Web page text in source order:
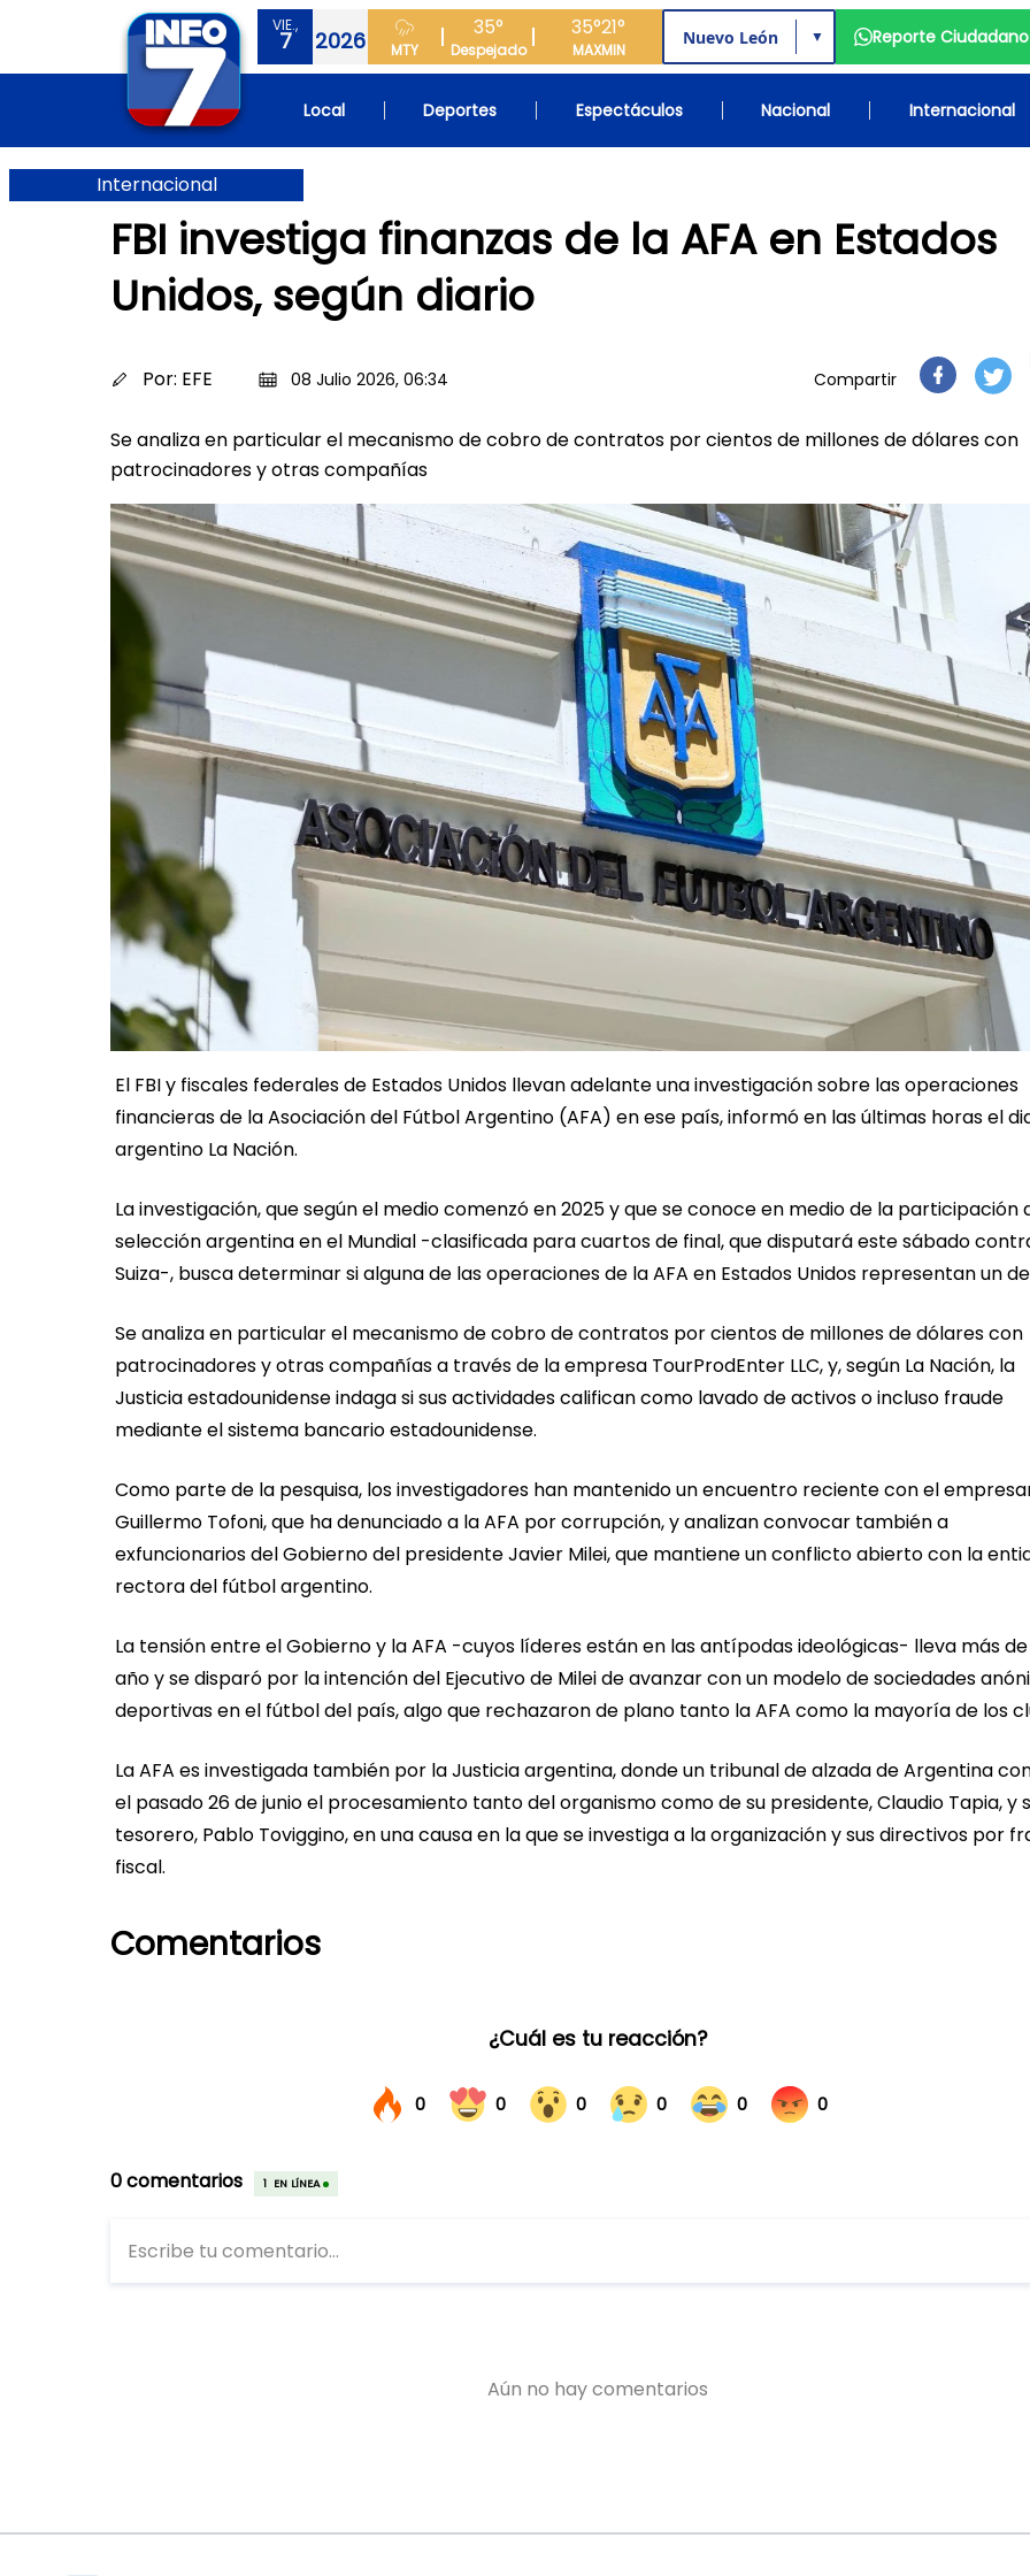
VIE.,
7 2026 MTY
35°
Despejado
35°
MAX
21°
MIN
▼ Reporte Ciudadano
Local Deportes Espectáculos Nacional Internacional
Internacional
FBI investiga finanzas de la AFA en Estados
Unidos, según diario
Por: EFE 08 Julio 2026, 06:34 Compartir
Se analiza en particular el mecanismo de cobro de contratos por cientos de millones de dólares con
patrocinadores y otras compañías
El FBI y fiscales federales de Estados Unidos llevan adelante una investigación sobre las operaciones
financieras de la Asociación del Fútbol Argentino (AFA) en ese país, informó en las últimas horas el
argentino La Nación.
La investigación, que según el medio comenzó en 2025 y que se conoce en medio de la participación
selección argentina en el Mundial -clasificada para cuartos de final, que disputará este sábado
Suiza-, busca determinar si alguna de las operaciones de la AFA en Estados Unidos representan un
Se analiza en particular el mecanismo de cobro de contratos por cientos de millones de dólares con
patrocinadores y otras compañías a través de la empresa TourProdEnter LLC, y, según La Nación, la
Justicia estadounidense indaga si sus actividades califican como lavado de activos o incluso fraude
mediante el sistema bancario estadounidense.
Como parte de la pesquisa, los investigadores han mantenido un encuentro reciente con el
Guillermo Tofoni, que ha denunciado a la AFA por corrupción, y analizan convocar también a
exfuncionarios del Gobierno del presidente Javier Milei, que mantiene un conflicto abierto con la
rectora del fútbol argentino.
La tensión entre el Gobierno y la AFA -cuyos líderes están en las antípodas ideológicas- lleva más
año y se disparó por la intención del Ejecutivo de Milei de avanzar con un modelo de sociedades
deportivas en el fútbol del país, algo que rechazaron de plano tanto la AFA como la mayoría de los
La AFA es investigada también por la Justicia argentina, donde un tribunal de alzada de Argentina
el pasado 26 de junio el procesamiento tanto del organismo como de su presidente, Claudio Tapia, y
tesorero, Pablo Toviggino, en una causa en la que se investiga a la organización y sus directivos por
fiscal.
Comentarios